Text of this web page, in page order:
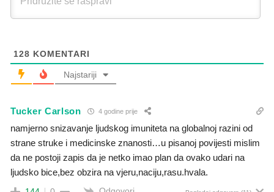
128 KOMENTARI
Najstariji
Tucker Carlson 4 godine prije
namjerno snizavanje ljudskog imuniteta na globalnoj razini od
strane struke i medicinske znanosti…u pisanoj povijesti mislim
da ne postoji zapis da je netko imao plan da ovako udari na
ljudsko bice,bez obzira na vjeru,naciju,rasu.hvala.